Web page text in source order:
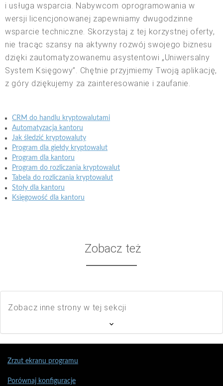
i usługa wsparcia. Nabywcom oprogramowania w
wersji licencjonowanej zapewniamy dwugodzinne
wsparcie techniczne. Skorzystaj z tej korzystnej oferty,
nie tracąc szansy na aktywny rozwój swojego biznesu
dzięki zautomatyzowanemu asystentowi „Uniwersalny
System Księgowy”. Chętnie przyjmiemy Twoją aplikację,
z góry dziękujemy za zainteresowanie i zaufanie.
CRM do handlu kryptowalutami
Automatyzacja kantoru
Jak śledzić kryptowaluty
Program dla giełdy kryptowalut
Program dla kantoru
Program do rozliczania kryptowalut
Tabela do rozliczania kryptowalut
Stoły dla kantoru
Księgowość dla kantoru
Zobacz też
Zobacz inne strony w tej sekcji
Zrzut ekranu programu
Porównaj konfiguracje